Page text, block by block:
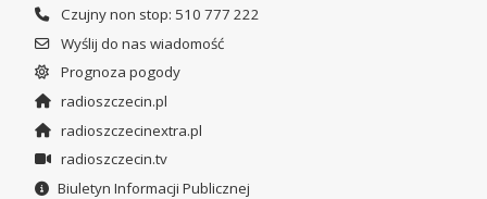
Czujny non stop: 510 777 222
Wyślij do nas wiadomość
Prognoza pogody
radioszczecin.pl
radioszczecinextra.pl
radioszczecin.tv
Biuletyn Informacji Publicznej